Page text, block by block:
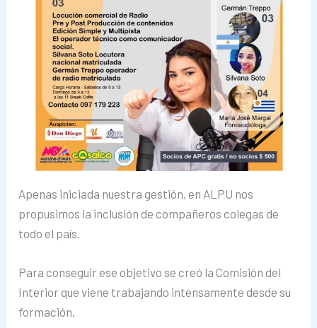
Apenas iniciada nuestra gestión, en ALPU nos
propusimos la inclusión de compañeros colegas de
todo el país.
Para conseguir ese objetivo se creó la Comisión del
Interior que viene trabajando intensamente desde su
formación.